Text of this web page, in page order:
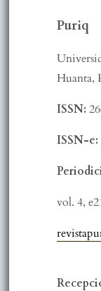
Puriq
Huanta,
ISSN:
ISSN-e:
vol. 4,